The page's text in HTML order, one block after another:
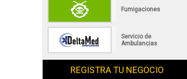
Fumigaciones
Servicio de
Ambulancias
REGISTRA TU NEGOCIO